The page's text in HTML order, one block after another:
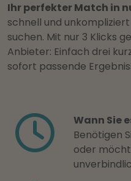
Ihr perfekter Match in
schnell und
suchen. Mit nur 3 Klicks
Anbieter: Einfach drei
sofort passende
Wann Sie
Benötigen
oder